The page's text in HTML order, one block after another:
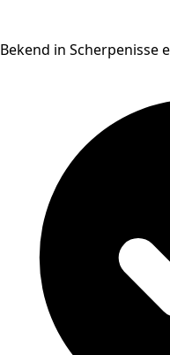
Bekend in Scherpenisse